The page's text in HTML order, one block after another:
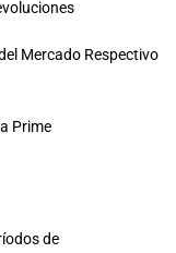
Mercado Respectivo
Prime
de